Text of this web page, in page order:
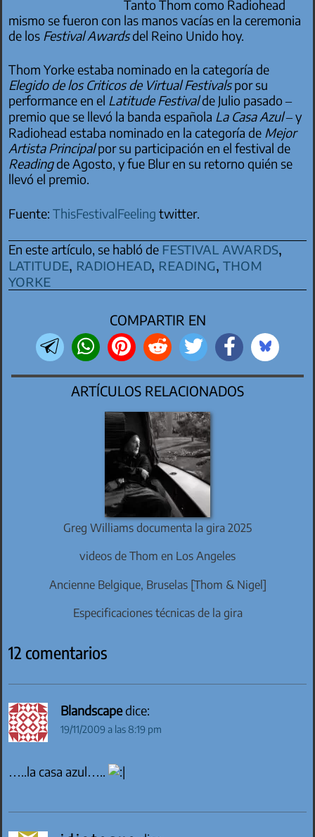
Tanto Thom como Radiohead
mismo se fueron con las manos vacías en la ceremonia
de los Festival Awardsdel Reino Unido hoy.
Thom Yorke estaba nominado en la categoría de
Elegido de los Criticos de Virtual Festivalspor su
performance en el Latitude Festivalde Julio pasado –
premio que se llevó la banda española La Casa Azul– y
Radiohead estaba nominado en la categoría de Mejor
Artista Principalpor su participación en el festival de
Readingde Agosto, y fue Blur en su retorno quién se
llevó el premio.
Fuente:ThisFestivalFeeling twitter.
En este artículo, se habló de festival awards,
latitude, radiohead, reading,thom
yorke
COMPARTIR EN
ARTÍCULOS RELACIONADOS
Greg Williams documenta la gira 2025
videos de Thom en Los Angeles
Ancienne Belgique, Bruselas [Thom & Nigel]
Especificaciones técnicas de la gira
12 comentarios
Blandscapedice:
19/11/2009 a las 8:19 pm
…..la casa azul…..